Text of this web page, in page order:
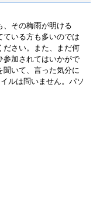
、その梅雨が明ける
ている方も多いのでは
ださい。また、まだ何
参加されてはいかがで
聞いて、言った気分に
ルは問いません。パソ